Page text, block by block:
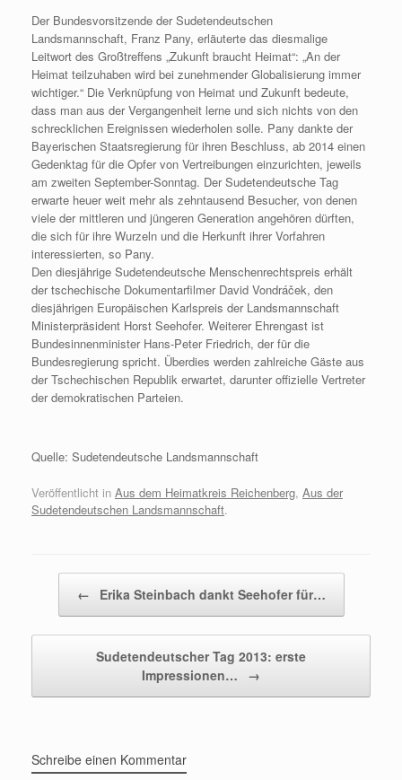
Der Bundesvorsitzende der Sudetendeutschen
Landsmannschaft, Franz Pany, erläuterte das diesmalige
Leitwort des Großtreffens „Zukunft braucht Heimat“: „An der
Heimat teilzuhaben wird bei zunehmender Globalisierung immer
wichtiger.“ Die Verknüpfung von Heimat und Zukunft bedeute,
dass man aus der Vergangenheit lerne und sich nichts von den
schrecklichen Ereignissen wiederholen solle. Pany dankte der
Bayerischen Staatsregierung für ihren Beschluss, ab 2014 einen
Gedenktag für die Opfer von Vertreibungen einzurichten, jeweils
am zweiten September-Sonntag. Der Sudetendeutsche Tag
erwarte heuer weit mehr als zehntausend Besucher, von denen
viele der mittleren und jüngeren Generation angehören dürften,
die sich für ihre Wurzeln und die Herkunft ihrer Vorfahren
interessierten, so Pany.
Den diesjährige Sudetendeutsche Menschenrechtspreis erhält
der tschechische Dokumentarfilmer David Vondráček, den
diesjährigen Europäischen Karlspreis der Landsmannschaft
Ministerpräsident Horst Seehofer. Weiterer Ehrengast ist
Bundesinnenminister Hans-Peter Friedrich, der für die
Bundesregierung spricht. Überdies werden zahlreiche Gäste aus
der Tschechischen Republik erwartet, darunter offizielle Vertreter
der demokratischen Parteien.
Quelle: Sudetendeutsche Landsmannschaft
Veröffentlicht in Aus dem Heimatkreis Reichenberg, Aus der
Sudetendeutschen Landsmannschaft.
← Erika Steinbach dankt Seehofer für…
Sudetendeutscher Tag 2013: erste
Impressionen…
→
Schreibe einen Kommentar